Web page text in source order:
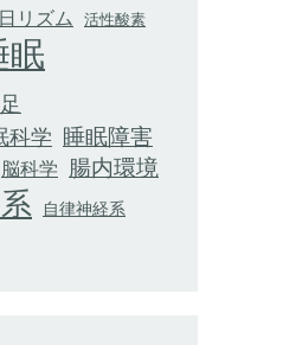
リズム 活性酸素
眠
科学 睡眠障害
脳科学 腸内環境
自律神経系